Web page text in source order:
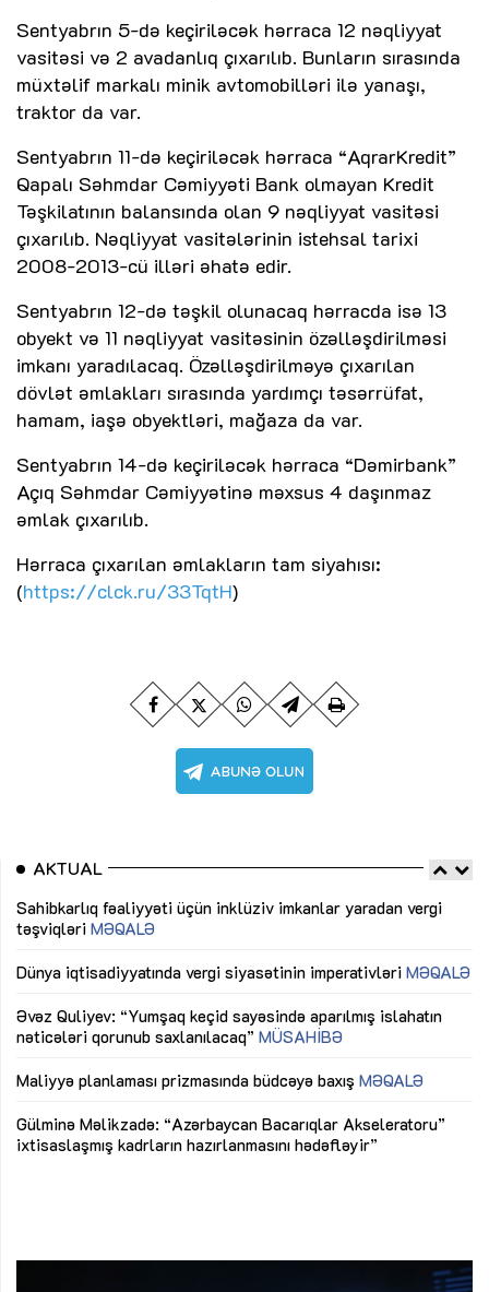
Sentyabrın 5-də keçiriləcək hərraca 12 nəqliyyat
vasitəsi və 2 avadanlıq çıxarılıb. Bunların sırasında
müxtəlif markalı minik avtomobilləri ilə yanaşı,
traktor da var.
Sentyabrın 11-də keçiriləcək hərraca “AqrarKredit”
Qapalı Səhmdar Cəmiyyəti Bank olmayan Kredit
Təşkilatının balansında olan 9 nəqliyyat vasitəsi
çıxarılıb. Nəqliyyat vasitələrinin istehsal tarixi
2008-2013-cü illəri əhatə edir.
Sentyabrın 12-də təşkil olunacaq hərracda isə 13
obyekt və 11 nəqliyyat vasitəsinin özəlləşdirilməsi
imkanı yaradılacaq. Özəlləşdirilməyə çıxarılan
dövlət əmlakları sırasında yardımçı təsərrüfat,
hamam, iaşə obyektləri, mağaza da var.
Sentyabrın 14-də keçiriləcək hərraca “Dəmirbank”
Açıq Səhmdar Cəmiyyətinə məxsus 4 daşınmaz
əmlak çıxarılıb.
Hərraca çıxarılan əmlakların tam siyahısı:
(https://clck.ru/33TqtH)
AKTUAL
Sahibkarlıq fəaliyyəti üçün inklüziv imkanlar yaradan vergi
təşviqləri MƏQALƏ
Dünya iqtisadiyyatında vergi siyasətinin imperativləri MƏQALƏ
Əvəz Quliyev: “Yumşaq keçid sayəsində aparılmış islahatın
nəticələri qorunub saxlanılacaq” MÜSAHİBƏ
Maliyyə planlaması prizmasında büdcəyə baxış MƏQALƏ
Gülminə Məlikzadə: “Azərbaycan Bacarıqlar Akseleratoru”
ixtisaslaşmış kadrların hazırlanmasını hədəfləyir”